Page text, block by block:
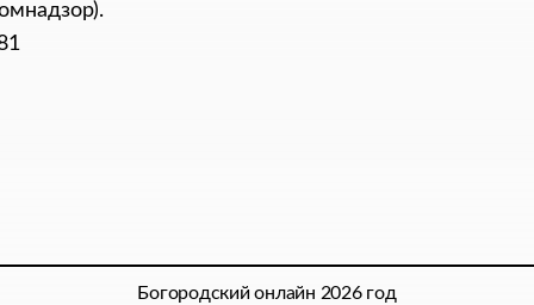
Богородский онлайн 2026 год